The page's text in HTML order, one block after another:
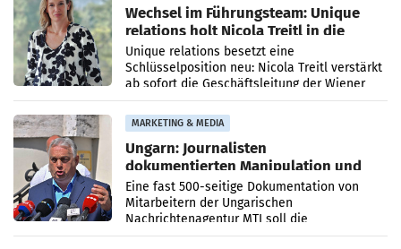
Wechsel im Führungsteam: Unique
relations holt Nicola Treitl in die
Geschäftsleitung
Unique relations besetzt eine
Schlüsselposition neu: Nicola Treitl verstärkt
ab sofort die Geschäftsleitung der Wiener
PR-Agentur an der Seite von Josef Kalina und
Anna Kalina-Mahr.
MARKETING & MEDIA
Ungarn: Journalisten
dokumentierten Manipulation und
Zensur
Eine fast 500-seitige Dokumentation von
Mitarbeitern der Ungarischen
Nachrichtenagentur MTI soll die
systematische Nachrichten-Manipulation und